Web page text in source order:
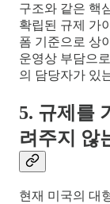
구조와 같은 핵
확립된 규제 가
폼 기준으로 상
운영상 부담으
의 담당자가 있
5. 규제를
려주지 않
현재 미국의 대